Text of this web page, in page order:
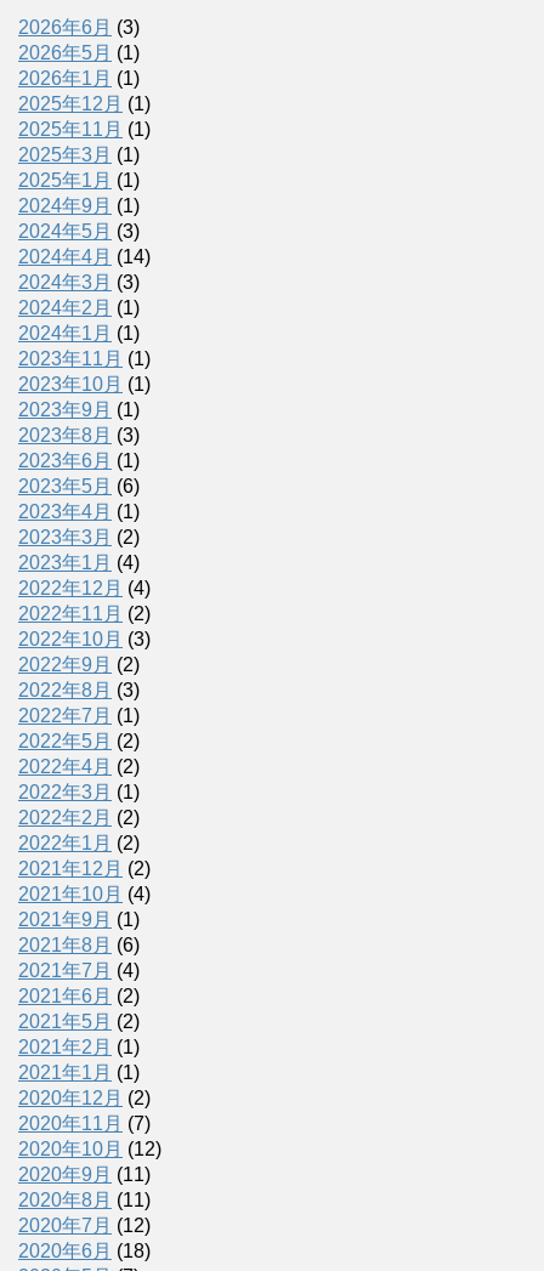
2026年6月 (3)
2026年5月 (1)
2026年1月 (1)
2025年12月 (1)
2025年11月 (1)
2025年3月 (1)
2025年1月 (1)
2024年9月 (1)
2024年5月 (3)
2024年4月 (14)
2024年3月 (3)
2024年2月 (1)
2024年1月 (1)
2023年11月 (1)
2023年10月 (1)
2023年9月 (1)
2023年8月 (3)
2023年6月 (1)
2023年5月 (6)
2023年4月 (1)
2023年3月 (2)
2023年1月 (4)
2022年12月 (4)
2022年11月 (2)
2022年10月 (3)
2022年9月 (2)
2022年8月 (3)
2022年7月 (1)
2022年5月 (2)
2022年4月 (2)
2022年3月 (1)
2022年2月 (2)
2022年1月 (2)
2021年12月 (2)
2021年10月 (4)
2021年9月 (1)
2021年8月 (6)
2021年7月 (4)
2021年6月 (2)
2021年5月 (2)
2021年2月 (1)
2021年1月 (1)
2020年12月 (2)
2020年11月 (7)
2020年10月 (12)
2020年9月 (11)
2020年8月 (11)
2020年7月 (12)
2020年6月 (18)